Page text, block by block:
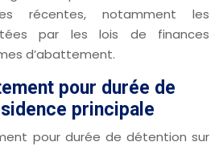
récentes, notamment les
par les lois de finances
d’abattement.
pour durée de
principale
pour durée de détention sur